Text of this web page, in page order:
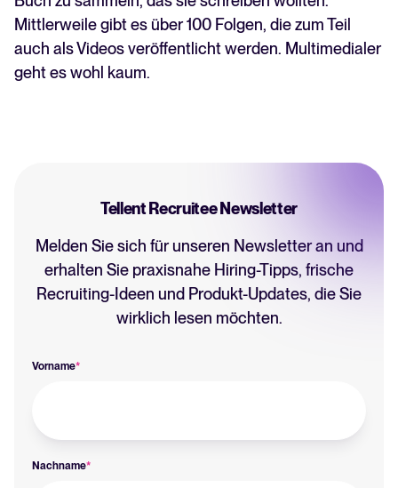
Mittlerweile gibt es über 100 Folgen, die zum Teil
auch als Videos veröffentlicht werden. Multimedialer
geht es wohl kaum.
Tellent Recruitee Newsletter
Melden Sie sich für unseren Newsletter an und
erhalten Sie praxisnahe Hiring-Tipps, frische
Recruiting-Ideen und Produkt-Updates, die Sie
wirklich lesen möchten.
Vorname*
Nachname*